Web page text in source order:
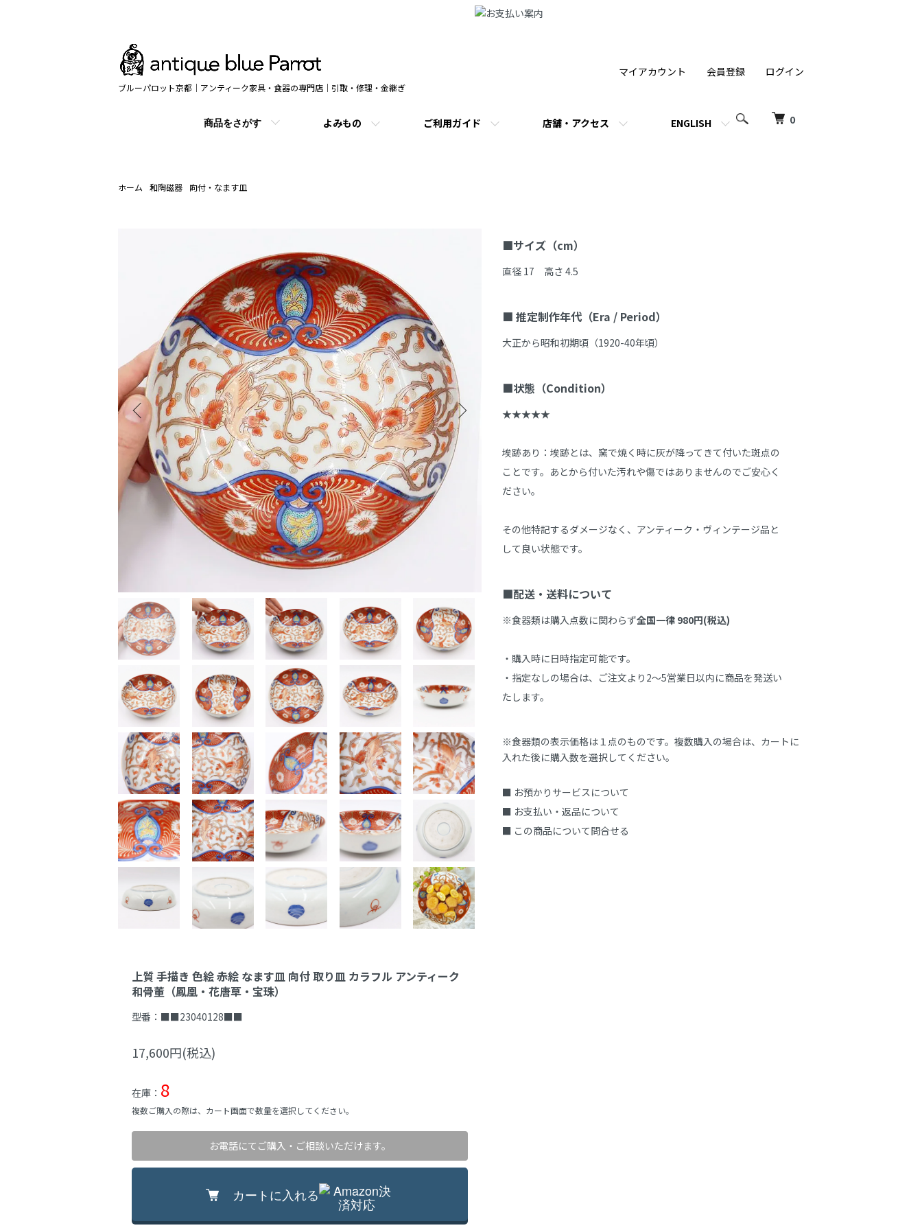
ブルーパロット京都｜アンティーク家具・食器の専門店｜引取・修理・金継ぎ
0
商品をさがす よみもの ご利用ガイド 店舗・アクセス ENGLISH
マイアカウント 会員登録 ログイン
ホーム 和陶磁器 向付・なます皿
上質 手描き 色絵 赤絵 なます皿 向付 取り皿 カラフル アンティーク
和骨董（鳳凰・花唐草・宝珠）
型番： ■■23040128■■
17,600円(税込)
在庫： 8
複数ご購入の際は、カート画面で数量を選択してください。
お電話にてご購入・ご相談いただけます。
カートに入れる
商品説明
■サイズ（cm）
直径 17　高さ 4.5
■ 推定制作年代（Era / Period）
大正から昭和初期頃（1920-40年頃）
■状態（Condition）
★★★★★
埃跡あり：埃跡とは、窯で焼く時に灰が降ってきて付いた斑点の
ことです。あとから付いた汚れや傷ではありませんのでご安心く
ださい。
その他特記するダメージなく、アンティーク・ヴィンテージ品と
して良い状態です。
■配送・送料について
※食器類は購入点数に関わらず全国一律 980円(税込)
・購入時に日時指定可能です。
・指定なしの場合は、ご注文より2～5営業日以内に商品を発送い
たします。
※食器類の表示価格は１点のものです。複数購入の場合は、カートに
入れた後に購入数を選択してください。
■ お預かりサービスについて
■ お支払い・返品について
■ この商品について問合せる